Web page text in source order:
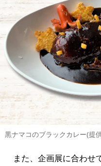
黒ナマコのブラックカレー(提
また、企画展に合わせ